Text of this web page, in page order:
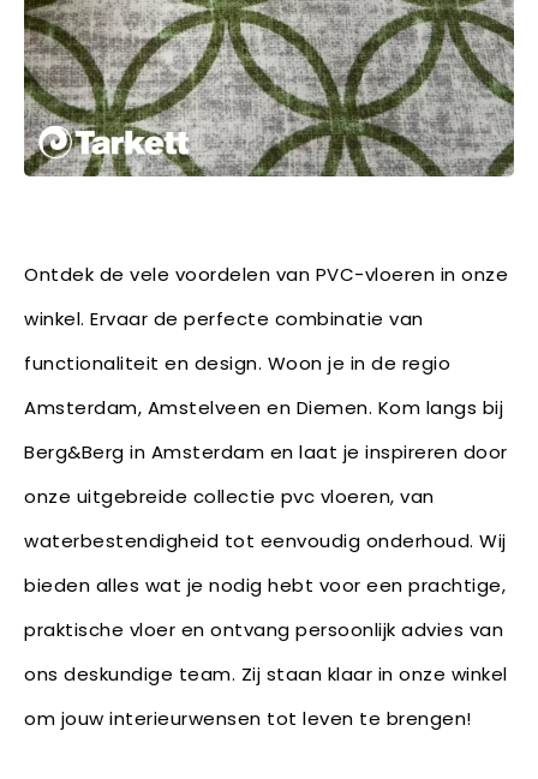
Ontdek de vele voordelen van PVC-vloeren in onze
winkel. Ervaar de perfecte combinatie van
functionaliteit en design. Woon je in de regio
Amsterdam, Amstelveen en Diemen. Kom langs bij
Berg&Berg in Amsterdam en laat je inspireren door
onze uitgebreide collectie pvc vloeren, van
waterbestendigheid tot eenvoudig onderhoud. Wij
bieden alles wat je nodig hebt voor een prachtige,
praktische vloer en ontvang persoonlijk advies van
ons deskundige team. Zij staan klaar in onze winkel
om jouw interieurwensen tot leven te brengen!